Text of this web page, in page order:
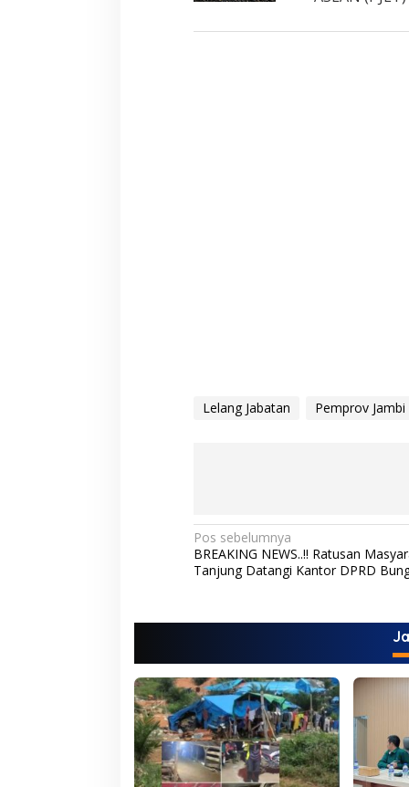
Lelang Jabatan Pemprov Jambi
N
a
i
a
s
i
p
o
Pos sebelumnya
BREAKING NEWS..!! Ratusan
Tanjung Datangi Kantor DPRD